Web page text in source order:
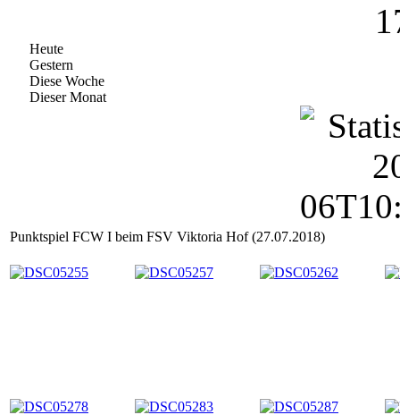
Heute
Gestern
Diese Woche
Dieser Monat
Punktspiel FCW I beim FSV Viktoria Hof (27.07.2018)